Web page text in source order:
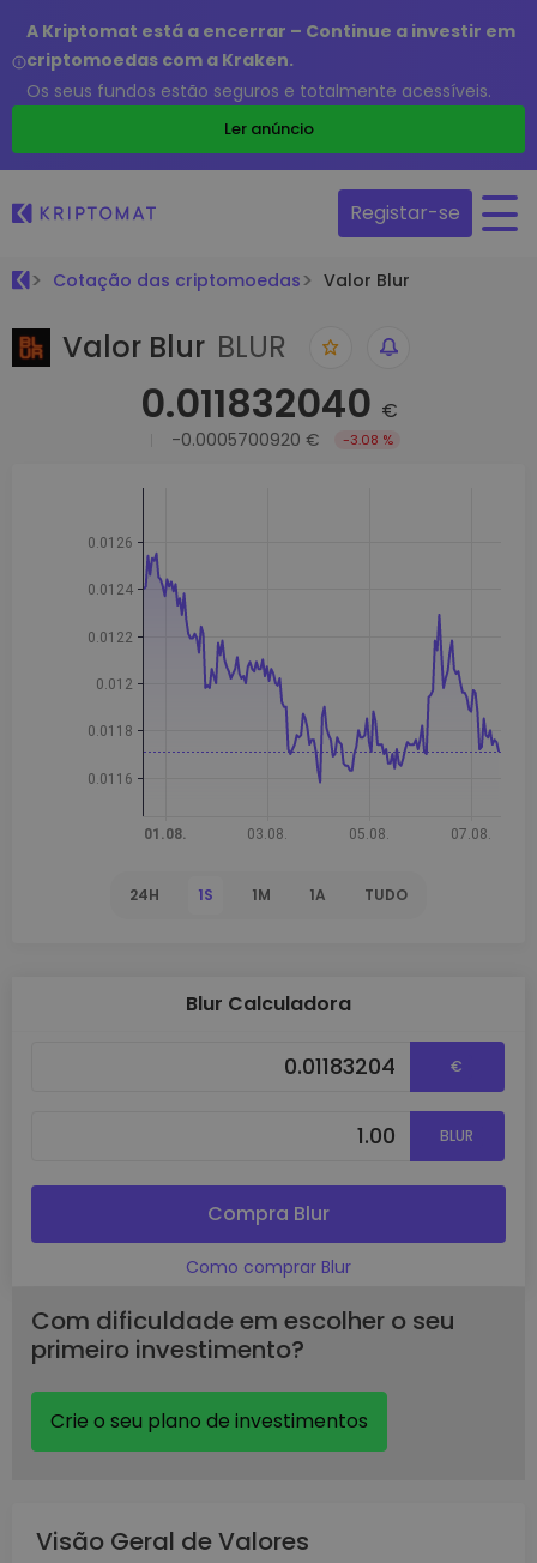
A Kriptomat está a encerrar – Continue a investir em
criptomoedas com a Kraken.
Os seus fundos estão seguros e totalmente acessíveis.
Ler anúncio
Registar-se
Cotação das criptomoedas Valor Blur
Valor Blur BLUR
0.011832040 €
-0.0005700920 € -3.08 %
24H 1S 1M 1A TUDO
Blur Calculadora
€
BLUR
Compra Blur
Como comprar Blur
Com dificuldade em escolher o seu
primeiro investimento?
Crie o seu plano de investimentos
Visão Geral de Valores